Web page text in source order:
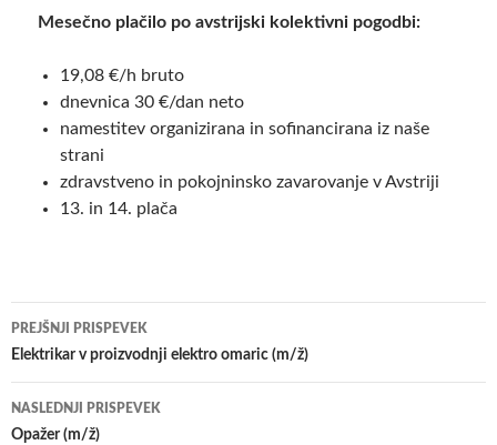
Mesečno plačilo po avstrijski kolektivni pogodbi:
19,08 €/h bruto
dnevnica 30 €/dan neto
namestitev organizirana in sofinancirana iz naše
strani
zdravstveno in pokojninsko zavarovanje v Avstriji
13. in 14. plača
Krmarjenje
po
prispevkih
PREJŠNJI PRISPEVEK
Elektrikar v proizvodnji elektro omaric (m/ž)
NASLEDNJI PRISPEVEK
Opažer (m/ž)